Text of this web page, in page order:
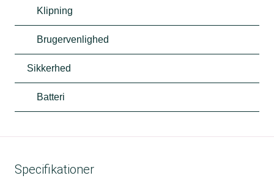
Klipning
Brugervenlighed
Sikkerhed
Batteri
Specifikationer